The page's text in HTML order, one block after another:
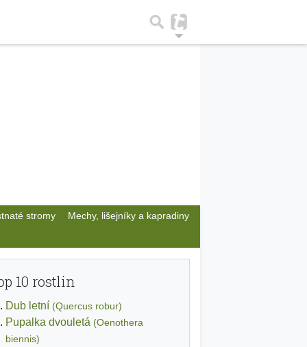
stromy Mechy, lišejníky a kapradiny
10 rostlin
Dub letní (Quercus robur)
Pupalka dvouletá (Oenothera
biennis)